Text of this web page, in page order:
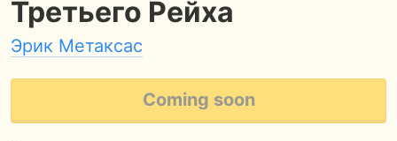
Третьего Рейха
Эрик Метаксас
Coming soon